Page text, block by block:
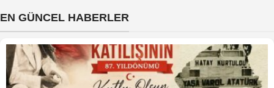
EN GÜNCEL HABERLER